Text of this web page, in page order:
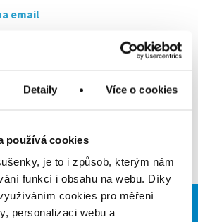
Detaily Více o cookies
používá cookies
je to i způsob, kterým nám
funkcí i obsahu na webu. Díky
cookies pro měření
personalizaci webu a
email
Firmy